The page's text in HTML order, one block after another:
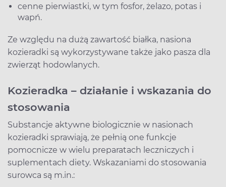
cenne pierwiastki, w tym fosfor, żelazo, potas i
wapń.
Ze względu na dużą zawartość białka, nasiona
kozieradki są wykorzystywane także jako pasza dla
zwierząt hodowlanych.
Kozieradka – działanie i wskazania do
stosowania
Substancje aktywne biologicznie w nasionach
kozieradki sprawiają, że pełnią one funkcje
pomocnicze w wielu preparatach leczniczych i
suplementach diety. Wskazaniami do stosowania
surowca są m.in.: